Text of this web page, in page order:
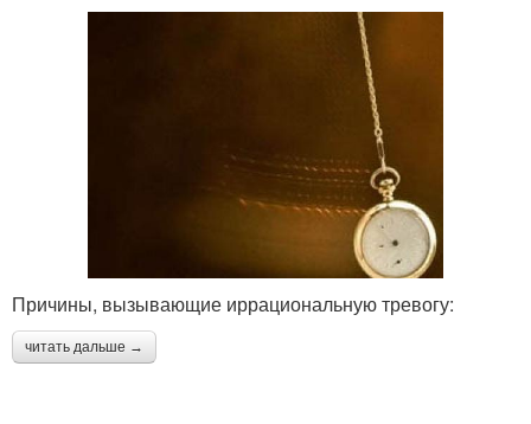
Причины, вызывающие иррациональную тревогу:
читать дальше →